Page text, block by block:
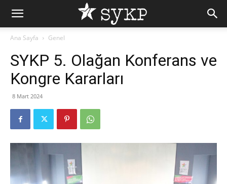
Ana Sayfa Genel
SYKP 5. Olağan Konferans ve
Kongre Kararları
8 Mart 2024